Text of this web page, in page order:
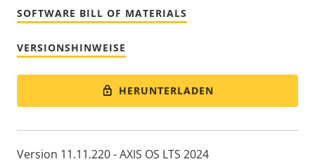
SOFTWARE BILL OF MATERIALS
VERSIONSHINWEISE
HERUNTERLADEN
Version 11.11.220 - AXIS OS LTS 2024